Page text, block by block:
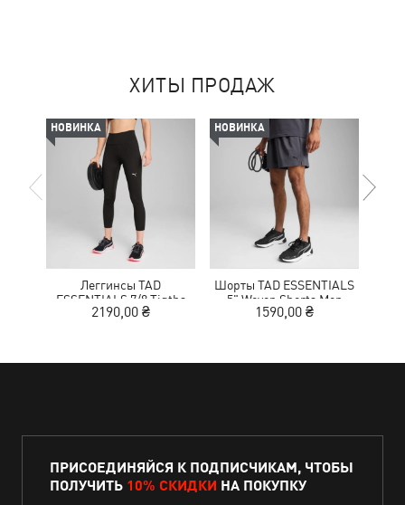
ХИТЫ ПРОДАЖ
НОВИНКА
Леггинсы TAD
ESSENTIALS 7/8 Tigths
Women
2190,00 ₴
НОВИНКА
Шорты TAD ESSENTIALS
5" Woven Shorts Men
1590,00 ₴
ПРИСОЕДИНЯЙСЯ К ПОДПИСЧИКАМ, ЧТОБЫ
ПОЛУЧИТЬ 10% СКИДКИ НА ПОКУПКУ